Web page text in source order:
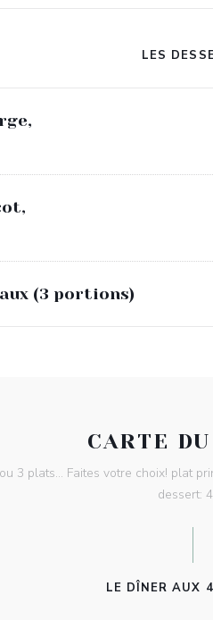
LES
(3 portions)
CARTE
3 plats... Faites votre choix! plat
dessert:
LE DÎNER AUX